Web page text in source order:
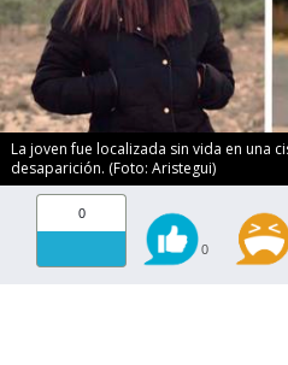
La joven fue localizada sin vida en una
desaparición. (Foto: Aristegui)
0
0